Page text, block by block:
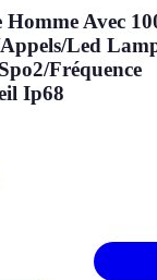
Homme Avec
Led
Fréquence
Ip68